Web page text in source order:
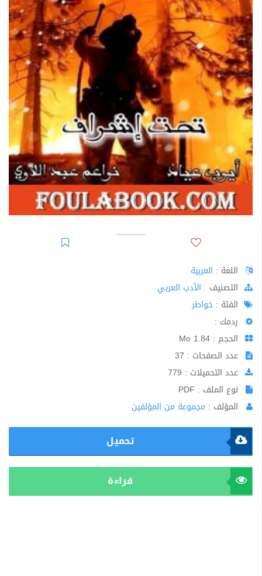
اللغة : العربية
اﻟﺘﺼﻨﻴﻒ : الأدب العربي
الفئة : خواطر
ردمك :
الحجم : 1.84 Mo
عدد الصفحات : 37
عدد التحميلات : 779
نوع الملف : PDF
المؤلف : مجموعة من المؤلفين
تحميل
قراءة